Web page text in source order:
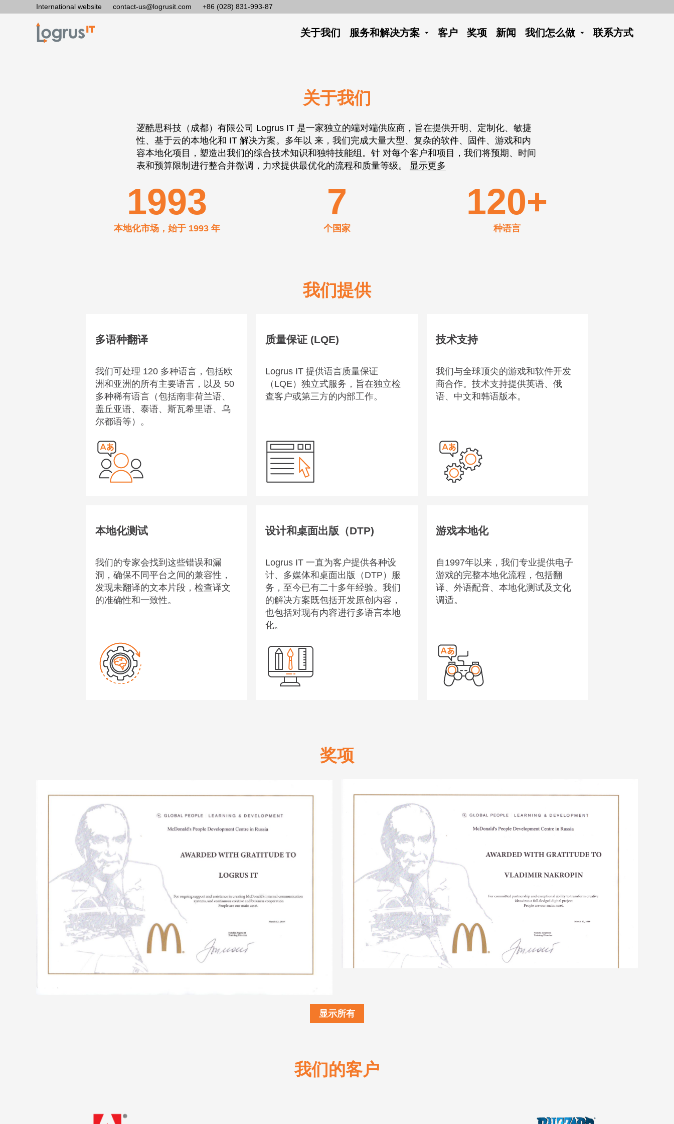
International website contact-us@logrusit.com +86 (028) 831-993-87
关于我们 服务和解决方案 客户 奖项 新闻 我们怎么做 联系方式
关于我们
逻酷思科技（成都）有限公司 Logrus IT 是一家独立的端对端供应商，旨在提供开明、定制化、敏捷
性、基于云的本地化和 IT 解决方案。多年以 来，我们完成大量大型、复杂的软件、固件、游戏和内
容本地化项目，塑造出我们的综合技术知识和独特技能组。针 对每个客户和项目，我们将预期、时间
表和预算限制进行整合并微调，力求提供最优化的流程和质量等级。 显示更多
1993
本地化市场，始于 1993 年
7
个国家
120+
种语言
我们提供
多语种翻译
我们可处理 120 多种语言，包括欧
洲和亚洲的所有主要语言，以及 50
多种稀有语言（包括南非荷兰语、
盖丘亚语、泰语、斯瓦希里语、乌
尔都语等）。
显示更多
质量保证 (LQE)
Logrus IT 提供语言质量保证
（LQE）独立式服务，旨在独立检
查客户或第三方的内部工作。
显示更多
技术支持
我们与全球顶尖的游戏和软件开发
商合作。技术支持提供英语、俄
语、中文和韩语版本。
本地化测试
我们的专家会找到这些错误和漏
洞，确保不同平台之间的兼容性，
发现未翻译的文本片段，检查译文
的准确性和一致性。
显示更多
设计和桌面出版（DTP)
Logrus IT 一直为客户提供各种设
计、多媒体和桌面出版（DTP）服
务，至今已有二十多年经验。我们
的解决方案既包括开发原创内容，
也包括对现有内容进行多语言本地
化。
显示更多
游戏本地化
自1997年以来，我们专业提供电子
游戏的完整本地化流程，包括翻
译、外语配音、本地化测试及文化
调适。
奖项
显示所有
我们的客户
点击“发送”按钮即表示您接受我们的 隐私政策